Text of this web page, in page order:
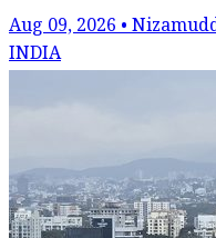
Aug 09, 2026 •
INDIA